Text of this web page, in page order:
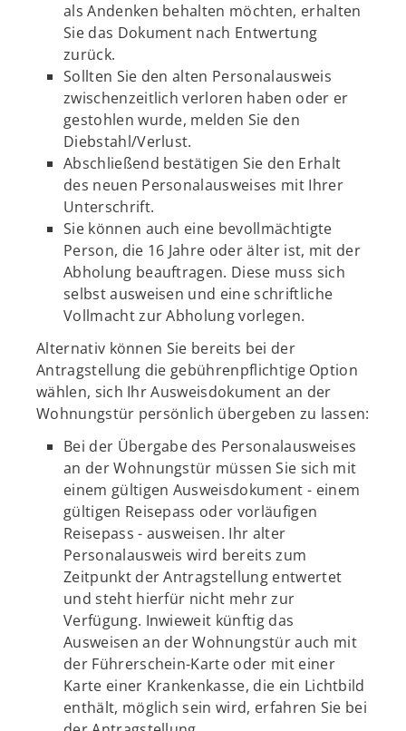
als Andenken behalten möchten, erhalten
Sie das Dokument nach Entwertung
zurück.
Sollten Sie den alten Personalausweis
zwischenzeitlich verloren haben oder er
gestohlen wurde, melden Sie den
Diebstahl/Verlust.
Abschließend bestätigen Sie den Erhalt
des neuen Personalausweises mit Ihrer
Unterschrift.
Sie können auch eine bevollmächtigte
Person, die 16 Jahre oder älter ist, mit der
Abholung beauftragen. Diese muss sich
selbst ausweisen und eine schriftliche
Vollmacht zur Abholung vorlegen.
Alternativ können Sie bereits bei der
Antragstellung die gebührenpflichtige Option
wählen, sich Ihr Ausweisdokument an der
Wohnungstür persönlich übergeben zu lassen:
Bei der Übergabe des Personalausweises
an der Wohnungstür müssen Sie sich mit
einem gültigen Ausweisdokument - einem
gültigen Reisepass oder vorläufigen
Reisepass - ausweisen. Ihr alter
Personalausweis wird bereits zum
Zeitpunkt der Antragstellung entwertet
und steht hierfür nicht mehr zur
Verfügung. Inwieweit künftig das
Ausweisen an der Wohnungstür auch mit
der Führerschein-Karte oder mit einer
Karte einer Krankenkasse, die ein Lichtbild
enthält, möglich sein wird, erfahren Sie bei